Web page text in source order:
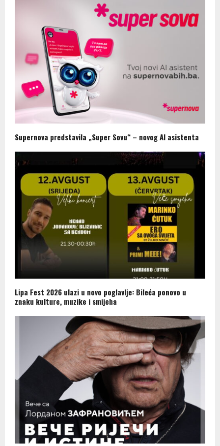
Supernova predstavila „Super Sovu“ – novog AI asistenta
Lipa Fest 2026 ulazi u novo poglavlje: Bileća ponovo u
znaku kulture, muzike i smijeha